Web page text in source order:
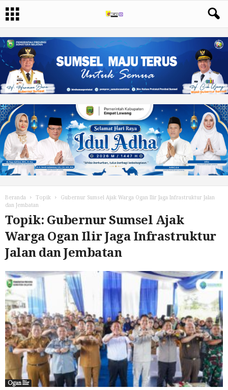
Beranda Topik
Gubernur Sumsel Ajak Warga Ogan Ilir Jaga Infrastruktur Jalan
dan Jembatan
Topik: Gubernur Sumsel Ajak
Warga Ogan Ilir Jaga Infrastruktur
Jalan dan Jembatan
Ogan Ilir